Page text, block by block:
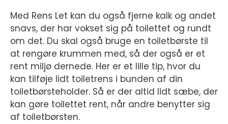
Med Rens Let kan du også fjerne kalk og andet
snavs, der har vokset sig på toilettet og rundt
om det. Du skal også bruge en toiletbørste til
at rengøre krummen med, så der også er et
rent miljø dernede. Her er et lille tip, hvor du
kan tilføje lidt toiletrens i bunden af din
toiletbørsteholder. Så er der altid lidt sæbe, der
kan gøre toilettet rent, når andre benytter sig
af toiletbørsten.